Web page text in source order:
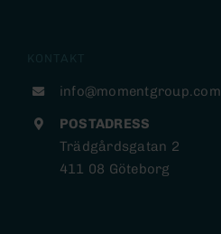
info@momentgroup.com
POSTADRESS
Trädgårdsgatan 2
411 08 Göteborg